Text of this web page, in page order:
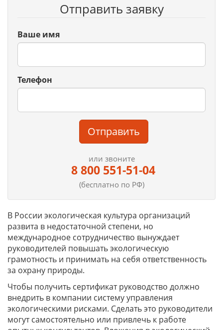
Отправить заявку
Ваше имя
Телефон
Отправить
или звоните
8 800 551-51-04
(бесплатно по РФ)
В России экологическая культура организаций
развита в недостаточной степени, но
международное сотрудничество вынуждает
руководителей повышать экологическую
грамотность и принимать на себя ответственность
за охрану природы.
Чтобы получить сертификат руководство должно
внедрить в компании систему управления
экологическими рисками. Сделать это руководители
могут самостоятельно или привлечь к работе